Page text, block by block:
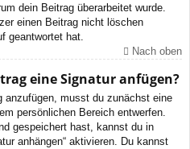
dein Beitrag überarbeitet wurde.
einen Beitrag nicht löschen
geantwortet hat.
Nach oben
eine Signatur anfügen?
anzufügen, musst du zunächst eine
persönlichen Bereich entwerfen.
gespeichert hast, kannst du in
anhängen“ aktivieren. Du kannst